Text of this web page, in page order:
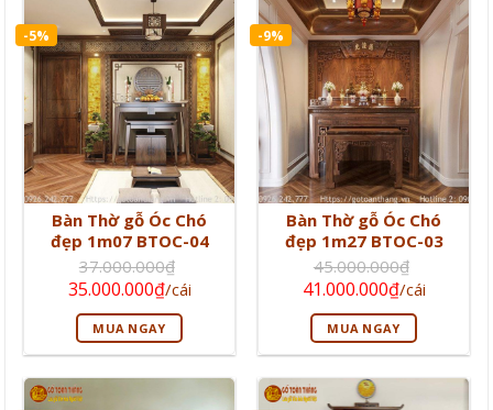
-5%
Bàn Thờ gỗ Óc Chó
đẹp 1m07 BTOC-04
37.000.000₫
Giá
gốc
là:
37.000.000₫.
35.000.000₫Giá
hiện
tại
là:
35.000.000₫.
/cái
MUA NGAY
-9%
Bàn Thờ gỗ Óc Chó
đẹp 1m27 BTOC-03
45.000.000₫
Giá
gốc
là:
45.000.000₫.
41.000.000₫Giá
hiện
tại
là:
/cái
MUA NGAY